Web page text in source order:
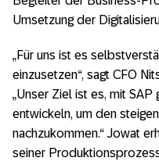
Umsetzung der
„Für uns ist es
einzusetzen“, sagt CFO
„Unser Ziel ist es, mit
entwickeln, um den
nachzukommen.“ Jowat
seiner